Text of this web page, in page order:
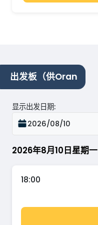
出发板（供Oran
2026年8月10日星期一
显示出发日期:
2026/08/10
18:00